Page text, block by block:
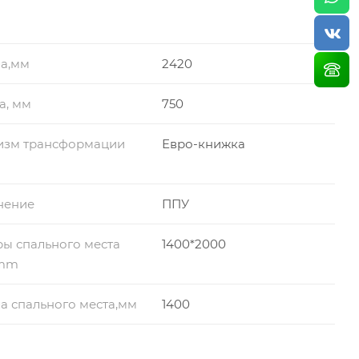
механизмов. Диваны с таким механизмом
спинку в горизонтальное положение и вы
2420
мм 750
трансформации Евро-книжка
ППУ
спального места
1400*2000
спального места,мм 1400